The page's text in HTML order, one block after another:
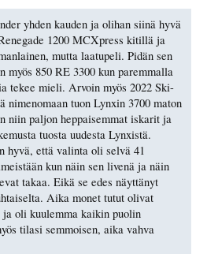
yhden kauden ja olihan siinä hyvä
1200 MCXpress kitillä ja
mutta laatupeli. Pidän sen
myös 850 RE 3300 kun paremmalla
tekee mieli. Arvoin myös 2022 Ski-
tuon Lynxin 3700 maton
niin paljon heppaisemmat iskarit ja
tuosta uudesta Lynxistä.
hyvä, että valinta oli selvä 41
kun näin sen livenä ja näin
takaa. Eikä se edes näyttänyt
Aika monet tutut olivat
ja oli kuulemma kaikin puolin
tilasi semmoisen, aika vahva